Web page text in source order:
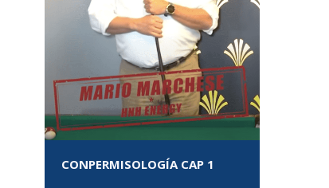
CONPERMISOLOGÍA CAP 1